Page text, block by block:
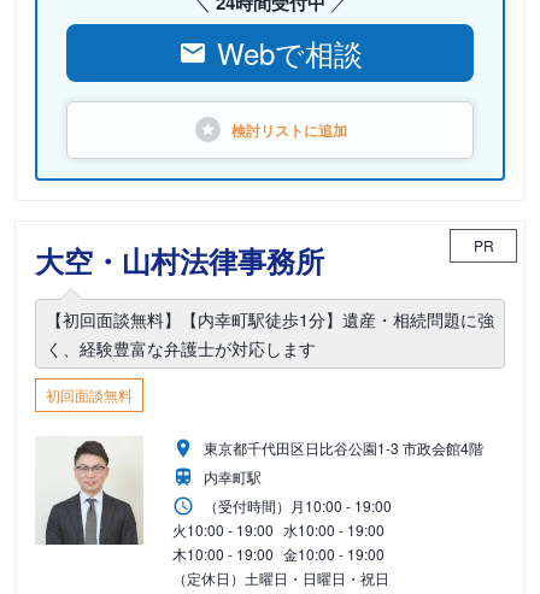
Webで相談
検討リストに追加
大空・山村法律事務所 PR
【初回面談無料】【内幸町駅徒歩1分】遺産・相続問題に強
く、経験豊富な弁護士が対応します
初回面談無料
東京都千代田区日比谷公園1-3 市政会館4階
内幸町駅
（受付時間） 月10:00 - 19:00
火10:00 - 19:00 水10:00 - 19:00
木10:00 - 19:00 金10:00 - 19:00
（定休日）土曜日・日曜日・祝日